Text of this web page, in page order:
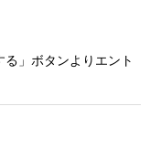
」ボタンよりエント